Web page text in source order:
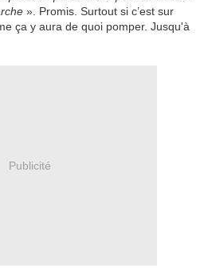
». Promis. Surtout si c’est sur
ça y aura de quoi pomper. Jusqu'à
Publicité